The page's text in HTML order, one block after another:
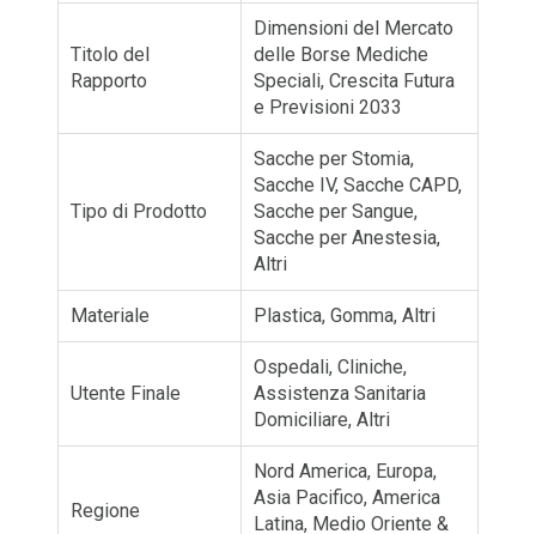
Titolo del
Rapporto
Dimensioni del Mercato
delle Borse Mediche
Speciali, Crescita Futura
e Previsioni 2033
Tipo di Prodotto
Sacche per Stomia,
Sacche IV, Sacche CAPD,
Sacche per Sangue,
Sacche per Anestesia,
Altri
Materiale Plastica, Gomma, Altri
Utente Finale
Ospedali, Cliniche,
Assistenza Sanitaria
Domiciliare, Altri
Regione
Nord America, Europa,
Asia Pacifico, America
Latina, Medio Oriente &